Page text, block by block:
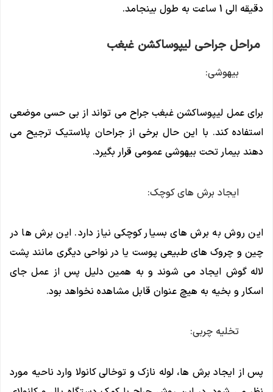
دقیقه الی 1 ساعت به طول بینجامد.
مراحل جراحی لیپوساکشن غبغب
بیهوشی:
برای عمل لیپوساکشن غبغب جراح می تواند از بی حسی موضعی
استفاده کند. با این حال برخی از جراحان پلاستیک ترجیح می
دهند بیمار تحت بیهوشی عمومی قرار بگیرد.
ایجاد برش های کوچک:
این روش به برش های بسیار کوچکی نیاز دارد. این برش ها در
چین و چروک های طبیعی پوست یا در نواحی دیگری مانند پشت
لاله گوش ایجاد می شوند و به همین دلیل پس از عمل جای
اسکار و بخیه به هیچ عنوان قابل مشاهده نخواهد بود.
تخلیه چربی:
پس از ایجاد برش ها، لوله نازک و توخالی کانولا وارد ناحیه مورد